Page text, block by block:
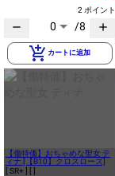
2 ポイント
remove 0 /8 add
add_shopping_cart カートに追加
【傷特価】おちゃめな聖女 テ
ィナ [【B10】クロスローズ]
[ SR+ ] [ ]